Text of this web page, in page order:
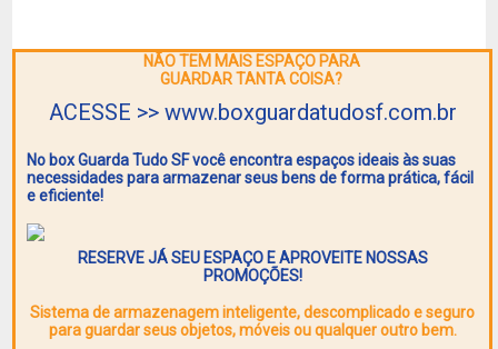
NÃO TEM MAIS ESPAÇO PARA
GUARDAR TANTA COISA?
ACESSE >> www.boxguardatudosf.com.br
No box Guarda Tudo SF você encontra espaços ideais às suas
necessidades para armazenar seus bens de forma prática, fácil
e eficiente!
RESERVE JÁ SEU ESPAÇO E APROVEITE NOSSAS
PROMOÇÕES!
Sistema de armazenagem inteligente, descomplicado e seguro
para guardar seus objetos, móveis ou qualquer outro bem.